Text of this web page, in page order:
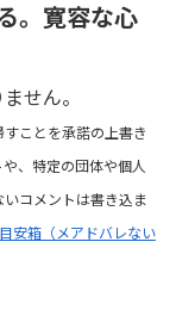
。寛容な心
せん。
ことを承諾の上書き
、特定の団体や個人
コメントは書き込ま
安箱（メアドバレない